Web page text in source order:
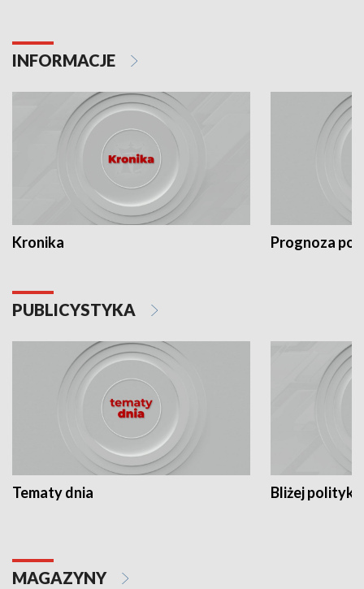
INFORMACJE
Kronika Prognoza
PUBLICYSTYKA
Tematy dnia Bliżej polityki
MAGAZYNY